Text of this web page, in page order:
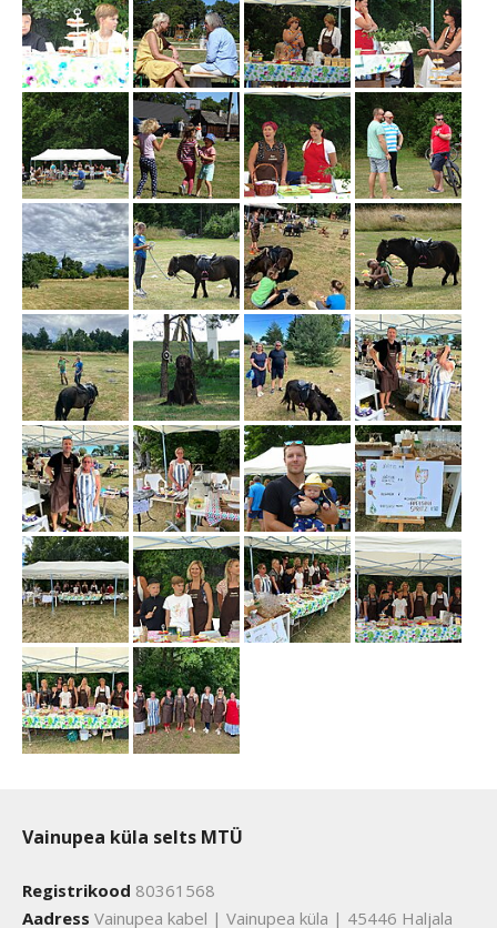
Vainupea küla selts MTÜ
Registrikood 80361568
Aadress Vainupea kabel | Vainupea küla | 45446 Haljala